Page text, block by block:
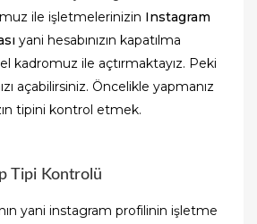
ile işletmelerinizin Instagram
yani hesabınızın kapatılma
kadromuz ile açtırmaktayız. Peki
açabilirsiniz. Öncelikle yapmanız
tipini kontrol etmek.
Tipi Kontrolü
yani instagram profilinin işletme